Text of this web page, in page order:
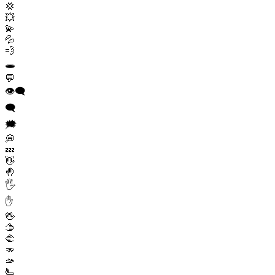
💢
💥
💫
💦
💨
🕳️
💬
👁️‍🗨️
🗨️
🗯️
💭
💤
👋
🤚
🖐️
✋
🖖
🫱
🫲
🫳
🫴
🫷